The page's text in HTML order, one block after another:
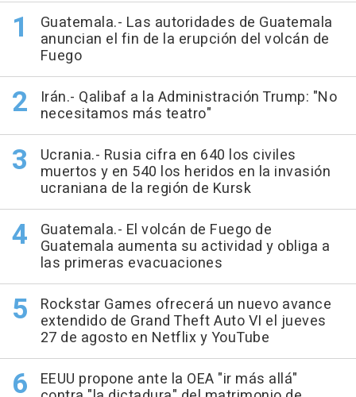
Guatemala.- Las autoridades de Guatemala
anuncian el fin de la erupción del volcán de
Fuego
Irán.- Qalibaf a la Administración Trump: "No
necesitamos más teatro"
Ucrania.- Rusia cifra en 640 los civiles
muertos y en 540 los heridos en la invasión
ucraniana de la región de Kursk
Guatemala.- El volcán de Fuego de
Guatemala aumenta su actividad y obliga a
las primeras evacuaciones
Rockstar Games ofrecerá un nuevo avance
extendido de Grand Theft Auto VI el jueves
27 de agosto en Netflix y YouTube
EEUU propone ante la OEA "ir más allá"